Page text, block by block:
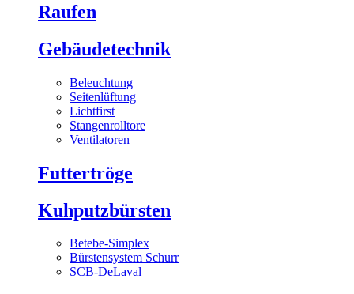
Raufen
Gebäudetechnik
Beleuchtung
Seitenlüftung
Lichtfirst
Stangenrolltore
Ventilatoren
Futtertröge
Kuhputzbürsten
Betebe-Simplex
Bürstensystem Schurr
SCB-DeLaval